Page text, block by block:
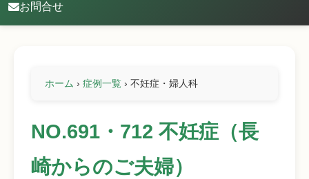
お問合せ
ホーム › 症例一覧 › 不妊症・婦人科
NO.691・712 不妊症（長
崎からのご夫婦）